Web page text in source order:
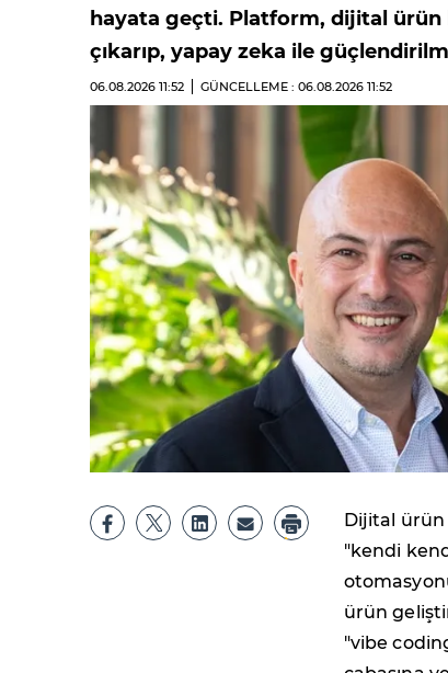
hayata geçti. Platform, dijital
çıkarıp, yapay zeka ile
06.08.2026 11:52 GÜNCELLEME : 06.08.2026 11:52
Dijital ürün
"kendi
ürün
"vibe